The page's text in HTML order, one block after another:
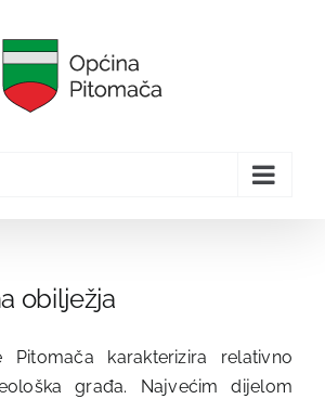
obilježja
Pitomača karakterizira relativno
građa. Najvećim dijelom